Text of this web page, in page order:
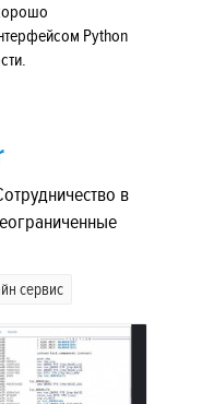
Python
в
сервис